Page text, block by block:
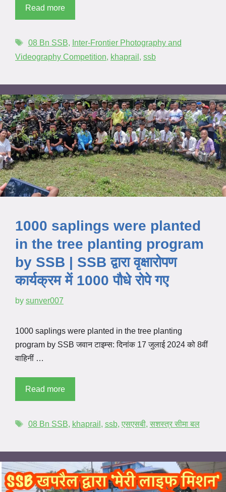
Read more
08 Bn SSB, Inter-Frontier Photography and
Videography Competition, khaprail , ssb
1000 saplings were planted
in the tree planting program
by SSB | SSB द्वारा वृक्षारोपण
कार्यक्रम में 1000 पौधे रोपे गए
by sunver007
1000 saplings were planted in the tree planting
program by SSB जवान टाइम्स: दिनांक 17 जुलाई 2024 को 8वीं
वाहिनीं …
Read more
08 Bn SSB, khaprail , ssb, एसएसबी, सशस्त्र सीमा बल